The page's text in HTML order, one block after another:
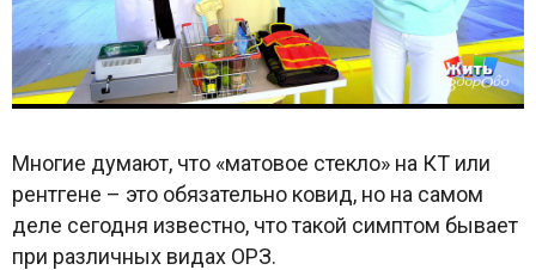
Многие думают, что «матовое стекло» на КТ или
рентгене – это обязательно ковид, но на самом
деле сегодня известно, что такой симптом бывает
при различных видах ОРЗ.